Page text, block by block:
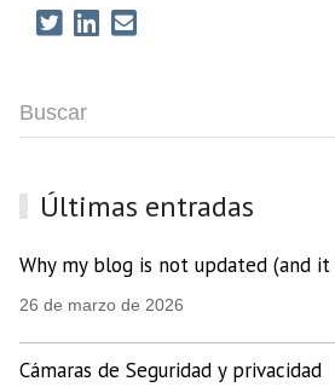
Últimas entradas
Why my blog is not updated (and
26 de marzo de 2026
Cámaras de Seguridad y privacidad